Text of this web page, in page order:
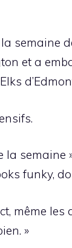
semaine
et a
semaine
funky,
même les
»